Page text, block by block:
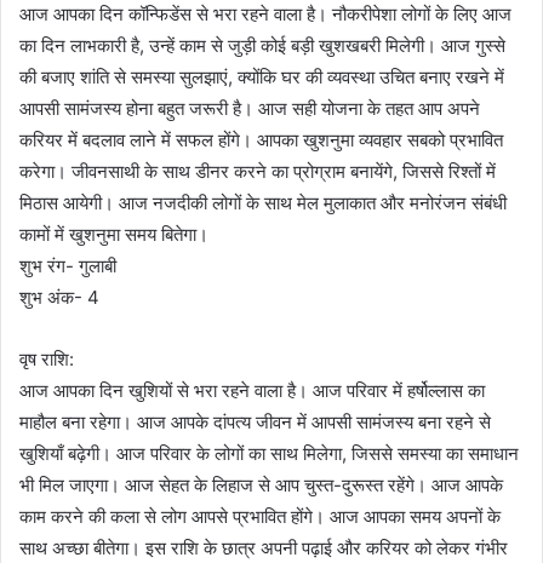
आज आपका दिन कॉन्फिडेंस से भरा रहने वाला है। नौकरीपेशा लोगों के लिए आज
का दिन लाभकारी है, उन्हें काम से जुड़ी कोई बड़ी खुशखबरी मिलेगी। आज गुस्से
की बजाए शांति से समस्या सुलझाएं, क्योंकि घर की व्यवस्था उचित बनाए रखने में
आपसी सामंजस्य होना बहुत जरूरी है। आज सही योजना के तहत आप अपने
करियर में बदलाव लाने में सफल होंगे। आपका खुशनुमा व्यवहार सबको प्रभावित
करेगा। जीवनसाथी के साथ डीनर करने का प्रोग्राम बनायेंगे, जिससे रिश्तों में
मिठास आयेगी। आज नजदीकी लोगों के साथ मेल मुलाकात और मनोरंजन संबंधी
कामों में खुशनुमा समय बितेगा।
शुभ रंग- गुलाबी
शुभ अंक- 4
वृष राशि:
आज आपका दिन खुशियों से भरा रहने वाला है। आज परिवार में हर्षोल्लास का
माहौल बना रहेगा। आज आपके दांपत्य जीवन में आपसी सामंजस्य बना रहने से
खुशियाँ बढ़ेगी। आज परिवार के लोगों का साथ मिलेगा, जिससे समस्या का समाधान
भी मिल जाएगा। आज सेहत के लिहाज से आप चुस्त-दुरूस्त रहेंगे। आज आपके
काम करने की कला से लोग आपसे प्रभावित होंगे। आज आपका समय अपनों के
साथ अच्छा बीतेगा। इस राशि के छात्र अपनी पढ़ाई और करियर को लेकर गंभीर